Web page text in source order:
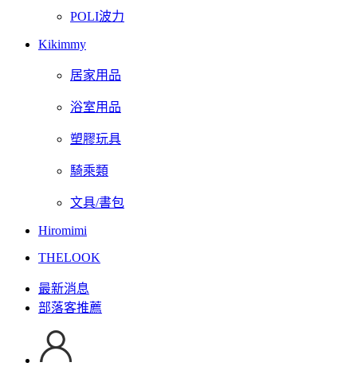
POLI波力
Kikimmy
居家用品
浴室用品
塑膠玩具
騎乘類
文具/書包
Hiromimi
THELOOK
最新消息
部落客推薦